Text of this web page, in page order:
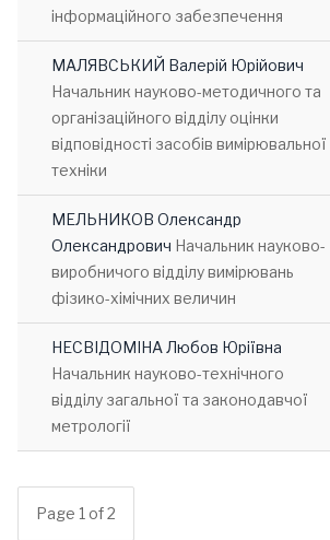
інформаційного забезпечення
МАЛЯВСЬКИЙ Валерій Юрійович
Начальник науково-методичного та
організаційного відділу оцінки
відповідності засобів вимірювальної
техніки
МЕЛЬНИКОВ Олександр
Олександрович Начальник науково-
виробничого відділу вимірювань
фізико-хімічних величин
НЕСВІДОМІНА Любов Юріївна
Начальник науково-технічного
відділу загальної та законодавчої
метрології
Page 1 of 2